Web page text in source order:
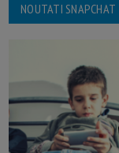
NOUTATI SNAPCHAT